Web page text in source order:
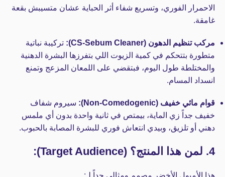
الاحمرار الفوري، وتسريع شفاء أثر الحباية عشان متسيبش بقعة
غامقة.
مركب تنظيم الدهون (CS-Sebum Cleaner):
تركيبة نباتية
متطورة بتتحكم في كمية الزيوت اللي بتفرزها البشرة الدهنية
والمختلطة طول اليوم، فبتقضي على اللمعان المزعج وتمنع
انسداد المسام.
قوام مائي خفيف (Non-Comedogenic):
سيروم شفاف
خفيف جداً زي الماية، بيمتص في ثانية واحدة بدون أي ملمس
دهني أو تلزيق، وبيدي انتعاش فوري للبشرة المصابة بالحبوب.
4. لمن هذا المنتج؟ (Target Audience):
هذا الأمبول الأخضر مصمم ومثالي جداً لـ: